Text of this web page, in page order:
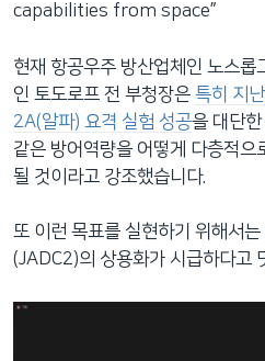
capabilities from space”
현재 항공우주 방산업체인 노스롭
인 토도로프 전 부청장은 특히 지
2A(알파) 요격 실험 성공을 대단한
같은 방어역량을 어떻게 다층적으
될 것이라고 강조했습니다.
또 이런 목표를 실현하기 위해서는
(JADC2)의 상용화가 시급하다고